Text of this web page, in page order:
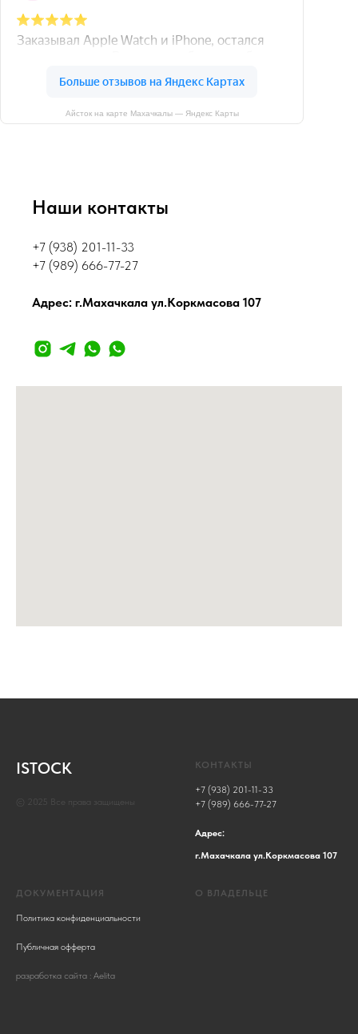
Айсток на карте Махачкалы — Яндекс Карты
Наши контакты
+7 (938) 201-11-33
+7 (989) 666-77-27
Адрес: г.Махачкала ул.Коркмасова 107
ISTOCK
© 2025 Все права защищены
КОНТАКТЫ
+7 (938) 201-11-33
+7 (989) 666-77-27
Адрес:
г.Махачкала ул.Коркмасова 107
ДОКУМЕНТАЦИЯ
Политика конфиденциальности
Публичная офферта
разработка сайта : Aelita
О ВЛАДЕЛЬЦЕ